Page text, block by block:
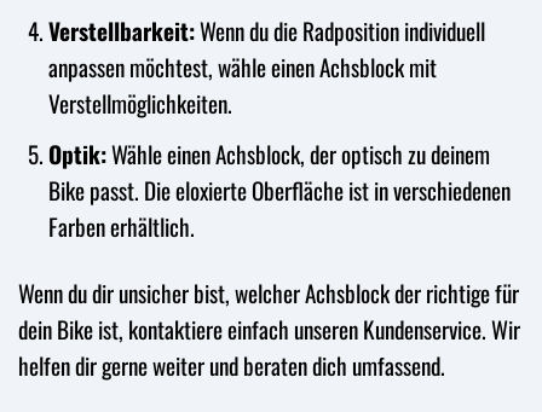
Verstellbarkeit:Wenn du die Radposition individuell
anpassen möchtest, wähle einen Achsblock mit
Verstellmöglichkeiten.
Optik:Wähle einen Achsblock, der optisch zu deinem
Bike passt. Die eloxierte Oberfläche ist in verschiedenen
Farben erhältlich.
Wenn du dir unsicher bist, welcher Achsblock der richtige für
dein Bike ist, kontaktiere einfach unseren Kundenservice. Wir
helfen dir gerne weiter und beraten dich umfassend.